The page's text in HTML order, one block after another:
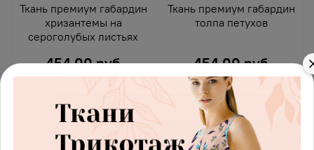
Ткань премиум габардин
хризантемы на
сероголубых листьях
454.00 руб
В корзину
Ткань премиум габардин
толпа петухов
454.00 руб
В корзину